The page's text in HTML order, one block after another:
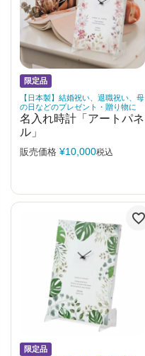
限定品
【日本製】結婚祝い、退職祝い、母
の日などのプレゼント・贈り物に
名入れ時計「アートパネ
ル」
販売価格 ¥10,000税込
限定品